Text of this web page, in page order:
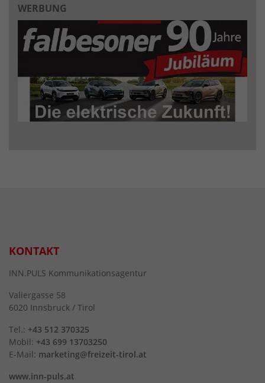
WERBUNG
KONTAKT
INN.PULS Kommunikationsagentur
Valiergasse 58
6020 Innsbruck / Tirol
Tel.: +43 512 370325
Mobil: +43 699 13703250
E-Mail: marketing@freizeit-tirol.at
www.inn-puls.at